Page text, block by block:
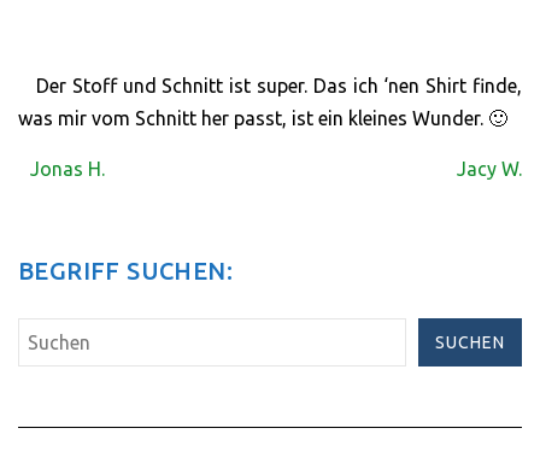
Der Stoff und Schnitt ist super. Das ich ‘nen Shirt finde,
was mir vom Schnitt her passt, ist ein kleines Wunder. 🙂
Jonas H. Jacy W.
BEGRIFF SUCHEN:
SUCHEN